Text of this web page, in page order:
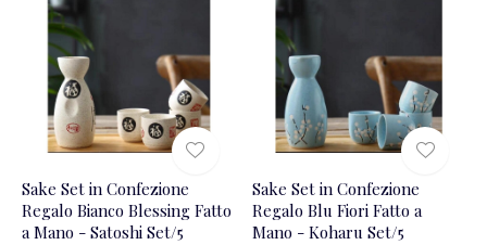
Sake Set in Confezione
Regalo Bianco Blessing Fatto
a Mano - Satoshi Set/5
Sake Set in Confezione
Regalo Blu Fiori Fatto a
Mano - Koharu Set/5